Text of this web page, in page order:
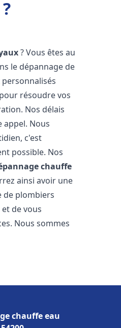
? Vous êtes au
le dépannage de
personnalisés
résoudre vos
Nos délais
Nous
c'est
possible. Nos
chauffe
ainsi avoir une
de plombiers
de vous
Nous sommes
chauffe eau